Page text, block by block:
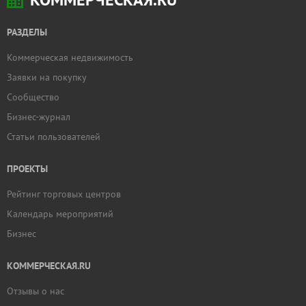
РАЗДЕЛЫ
Коммерческая недвижимость
Заявки на покупку
Сообщество
Бизнес-журнал
Статьи пользователей
ПРОЕКТЫ
Рейтинг торговых центров
Календарь мероприятий
Бизнес
КОММЕРЧЕСКАЯ.RU
Отзывы о нас